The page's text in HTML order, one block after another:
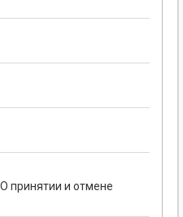
принятии и отмене